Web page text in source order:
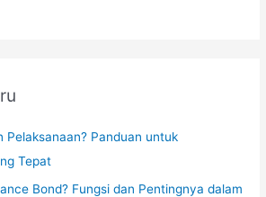
Pelaksanaan? Panduan untuk
Tepat
Bond? Fungsi dan Pentingnya dalam